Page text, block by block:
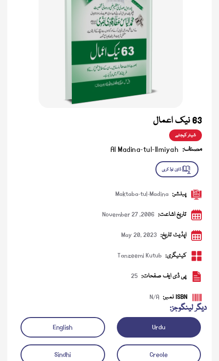
63 نیک اعمال
شیئر کیجئے
مصنف: Al Madina-tul-Ilmiyah
پبلشر: Maktaba-tul-Madina
تاریخ اشاعت: November 27 ,2006
اپڈیٹ تاریخ: May 20, 2023
کیٹیگری: Tanzeemi Kutub
پی ڈی ایف صفحات: 25
ISBN نمبر: N/A
دیگر لینگوجز:
Urdu
English
Creole
Sindhi